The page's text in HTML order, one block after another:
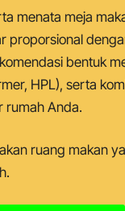
menata meja
proporsional
bentuk
HPL), serta
rumah Anda.
ruang makan